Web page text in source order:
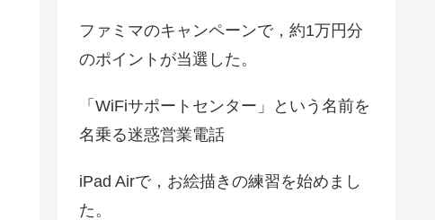
ファミマのキャンペーンで，約1万円分
のポイントが当選した。
「WiFiサポートセンター」という名前を
名乗る迷惑営業電話
iPad Airで，お絵描きの練習を始めまし
た。